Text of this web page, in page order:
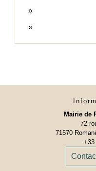
Mairie de
72
71570
+33